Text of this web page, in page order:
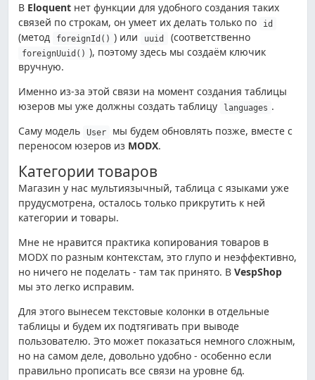
В Eloquentнет функции для удобного создания таких
связей по строкам, он умеет их делать только по
id
(метод foreignId() ) или uuid (соответственно
foreignUuid() ), поэтому здесь мы создаём ключик
вручную.
Именно из-за этой связи на момент создания таблицы
юзеров мы уже должны создать таблицу
languages .
Саму модель
User
мы будем обновлять позже, вместе с
переносом юзеров из MODX.
Категории товаров
Магазин у нас мультиязычный, таблица с языками уже
прудусмотрена, осталось только прикрутить к ней
категории и товары.
Мне не нравится практика копирования товаров в
MODX по разным контекстам, это глупо и неэффективно,
но ничего не поделать - там так принято. В VespShop
мы это легко исправим.
Для этого вынесем текстовые колонки в отдельные
таблицы и будем их подтягивать при выводе
пользователю. Это может показаться немного сложным,
но на самом деле, довольно удобно - особенно если
правильно прописать все связи на уровне бд.